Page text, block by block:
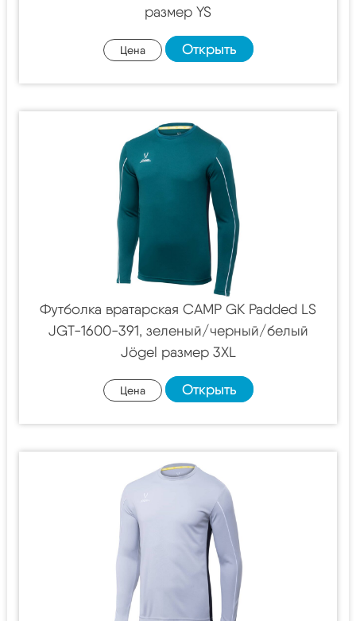
размер YS
Цена Открыть
Футболка вратарская CAMP GK Padded LS
JGT-1600-391, зеленый/черный/белый
Jögel размер 3XL
Цена Открыть